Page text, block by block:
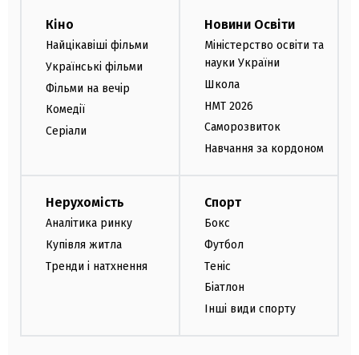
Кіно
Найцікавіші фільми
Українські фільми
Фільми на вечір
Комедії
Серіали
Новини Освіти
Міністерство освіти та
науки України
Школа
НМТ 2026
Саморозвиток
Навчання за кордоном
Нерухомість
Аналітика ринку
Купівля житла
Тренди і натхнення
Спорт
Бокс
Футбол
Теніс
Біатлон
Інші види спорту